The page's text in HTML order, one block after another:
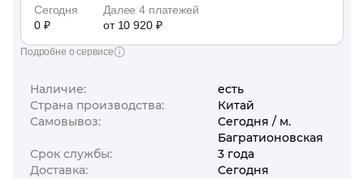
Сегодня
0 ₽
Далее 4 платежей
от 10 920 ₽
Подробне о сервисе
Наличие:
есть
Страна производства:
Китай
Самовывоз:
Сегодня / м.
Багратионовская
Срок службы:
3 года
Доставка:
Сегодня